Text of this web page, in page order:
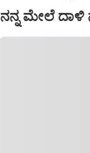
ನನ್ನ ಮೇಲೆ